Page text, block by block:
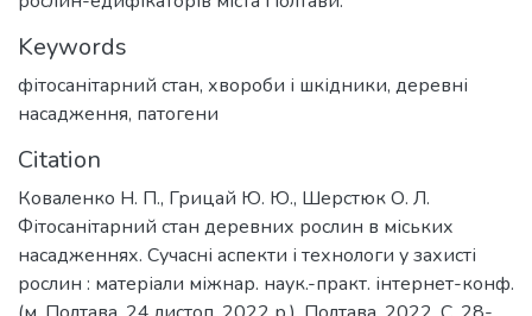
Keywords
фітосанітарний стан, хвороби і шкідники, деревні
насадження, патогени
Citation
Коваленко Н. П., Грицай Ю. Ю., Шерстюк О. Л.
Фітосанітарний стан деревних рослин в міських
насадженнях. Сучасні аспекти і технологи у захисті
рослин : матеріали міжнар. наук.-практ. інтернет-конф.